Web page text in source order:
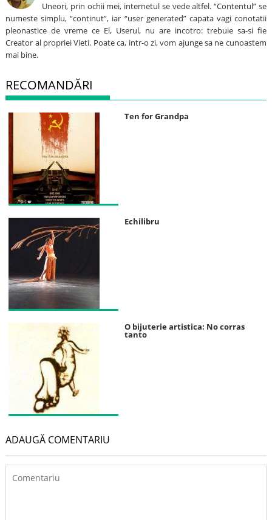
Uneori, prin ochii mei, internetul se vede altfel. “Contentul” se
numeste simplu, “continut”, iar “user generated” capata vagi conotatii
pleonastice de vreme ce El, Userul, nu are incotro: trebuie sa-si fie
Creator al propriei Vieti. Poate ca, intr-o zi, vom ajunge sa ne cunoastem
mai bine.
RECOMANDĂRI
Ten for Grandpa
Echilibru
O bijuterie artistica: No corras
tanto
ADAUGĂ COMENTARIU